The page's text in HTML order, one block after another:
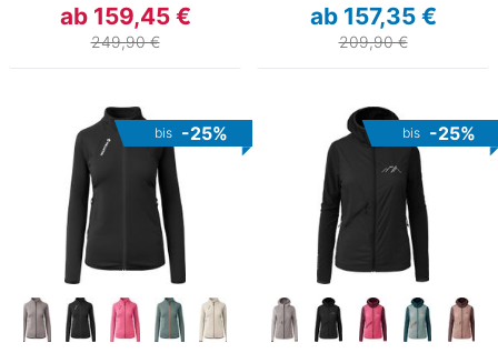
ab 159,45 €
249,90 €
ab 157,35 €
209,90 €
bis -25% bis -25%